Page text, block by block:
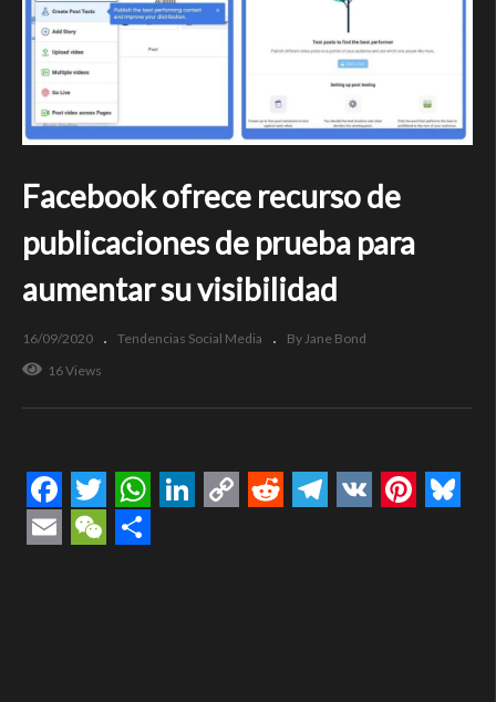
Facebook ofrece recurso de
publicaciones de prueba para
aumentar su visibilidad
16/09/2020 Tendencias Social Media
By Jane Bond
16 Views
Facebook
TwitterWhatsApp